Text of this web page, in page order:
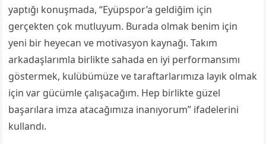
yaptığı konuşmada, “Eyüpspor’a geldiğim için
gerçekten çok mutluyum. Burada olmak benim için
yeni bir heyecan ve motivasyon kaynağı. Takım
arkadaşlarımla birlikte sahada en iyi performansımı
göstermek, kulübümüze ve taraftarlarımıza layık olmak
için var gücümle çalışacağım. Hep birlikte güzel
başarılara imza atacağımıza inanıyorum” ifadelerini
kullandı.